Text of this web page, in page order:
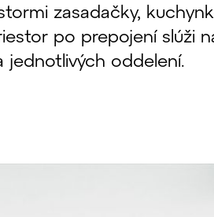
zasadačky,
po prepojení slúži
jednotlivých oddelení.